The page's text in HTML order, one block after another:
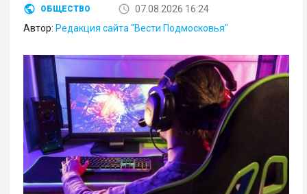
ОБЩЕСТВО
07.08.2026 16:24
Автор: Редакция сайта "Вести Подмосковья"